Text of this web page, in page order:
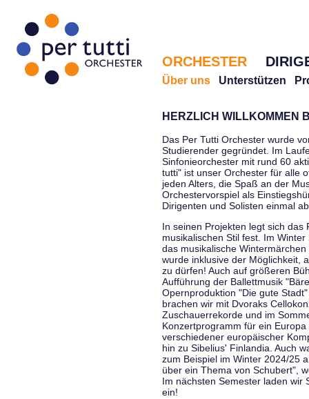
ORCHESTER
Über uns Unterstützen
HERZLICH WILLKOMMEN
Das Per Tutti Orchester wurde
Studierender gegründet. Im
Sinfonieorchester mit rund 60
tutti" ist unser Orchester für alle
jeden Alters, die Spaß an der
Orchestervorspiel als
Dirigenten und Solisten einmal
In seinen Projekten legt sich das
musikalischen Stil fest. Im
das musikalische
wurde inklusive der Möglichkeit,
zu dürfen! Auch auf größeren
Aufführung der Ballettmusik
Opernproduktion "Die gute
brachen wir mit Dvoraks
Zuschauerrekorde und im
Konzertprogramm für ein
verschiedener europäischer
hin zu Sibelius' Finlandia. Auch
zum Beispiel im Winter 2024/25
über ein Thema von Schubert",
Im nächsten Semester laden wir
ein!